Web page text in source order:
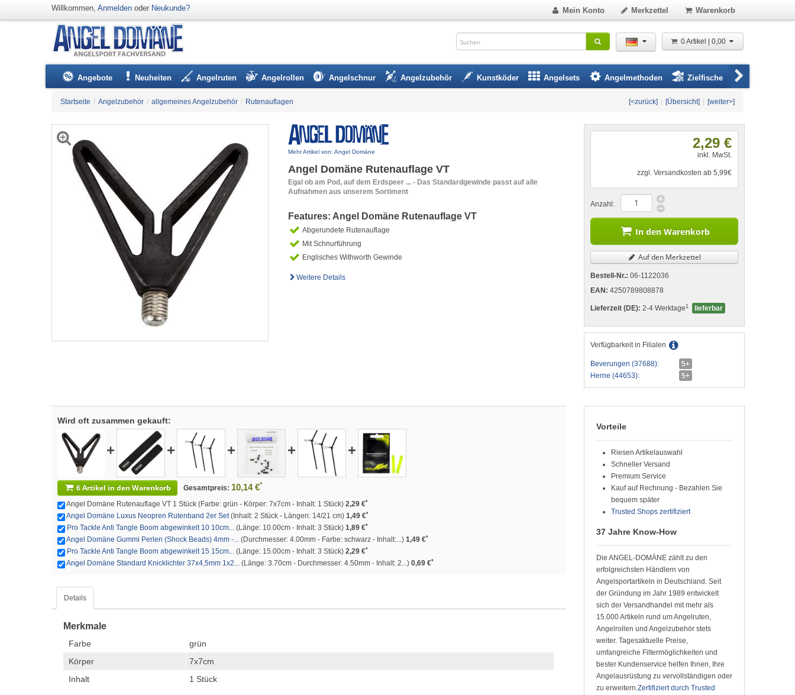
Willkommen, Anmelden oder Neukunde? Mein Konto Merkzettel Warenkorb
0 Artikel | 0,00
Angebote Neuheiten Angelruten Angelrollen Angelschnur Angelzubehör Kunstköder Angelsets Angelmethoden Zielfische
Startseite / Angelzubehör / allgemeines Angelzubehör / Rutenauflagen [<zurück] [Übersicht] [weiter>]
Mehr Artikel von: Angel Domäne
Angel Domäne Rutenauflage VT
Egal ob am Pod, auf dem Erdspeer ... - Das Standardgewinde passt auf alle
Aufnahmen aus unserem Sortiment
Features: Angel Domäne Rutenauflage VT
Abgerundete Rutenauflage
Mit Schnurführung
Englisches Withworth Gewinde
Weitere Details
2,29 €
inkl. MwSt.
zzgl. Versandkosten ab 5,99€
Anzahl:
In den Warenkorb
Auf den Merkzettel
Bestell-Nr.: 06-1122036
EAN: 4250789808878
Lieferzeit (DE): 2-4 Werktage 1 lieferbar
Verfügbarkeit in Filialen
Beverungen (37688):
5+
Herne (44653):
5+
Wird oft zusammen gekauft:
+ + + + +
6 Artikel in den Warenkorb Gesamtpreis: 10,14 €*
Angel Domäne Rutenauflage VT 1 Stück (Farbe: grün - Körper: 7x7cm - Inhalt: 1 Stück) 2,29 €*
Angel Domäne Luxus Neopren Rutenband 2er Set(Inhalt: 2 Stück - Längen: 14/21 cm) 1,49 €*
Pro Tackle Anti Tangle Boom abgewinkelt 10 10cm... (Länge: 10.00cm - Inhalt: 3 Stück) 1,89 €*
Angel Domäne Gummi Perlen (Shock Beads) 4mm -... (Durchmesser: 4.00mm - Farbe: schwarz - Inhalt:...) 1,49 €*
Pro Tackle Anti Tangle Boom abgewinkelt 15 15cm... (Länge: 15.00cm - Inhalt: 3 Stück) 2,29 €*
Angel Domäne Standard Knicklichter 37x4,5mm 1x2... (Länge: 3.70cm - Durchmesser: 4.50mm - Inhalt: 2...) 0,69 €*
Details
Merkmale
Farbe
grün
Körper
7x7cm
Inhalt
1 Stück
Vorteile
Riesen Artikelauswahl
Schneller Versand
Premium Service
Kauf auf Rechnung - Bezahlen Sie
bequem später
Trusted Shops zertifiziert
37 Jahre Know-How
Die ANGEL-DOMÄNE zählt zu den
erfolgreichsten Händlern von
Angelsportartikeln in Deutschland. Seit
der Gründung im Jahr 1989 entwickelt
sich der Versandhandel mit mehr als
15.000 Artikeln rund um Angelruten,
Angelrollen und Angelzubehör stets
weiter. Tagesaktuelle Preise,
umfangreiche Filtermöglichkeiten und
bester Kundenservice helfen Ihnen, Ihre
Angelausrüstung zu vervollständigen oder
zu erweitern.Zertifiziert durch Trusted